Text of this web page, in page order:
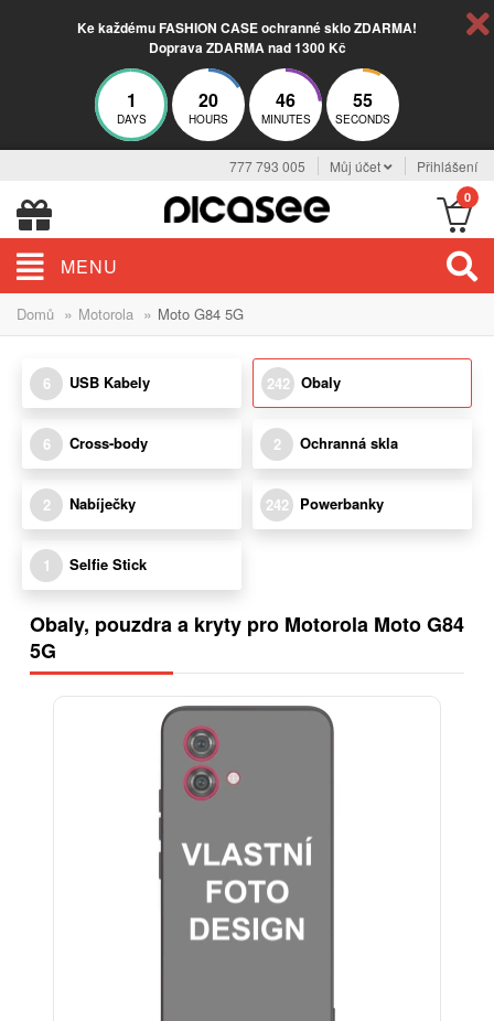
Ke každému FASHION CASE ochranné sklo ZDARMA!
Doprava ZDARMA nad 1300 Kč
1
DAYS
20
HOURS
46
MINUTES
53
SECONDS
777 793 005 Můj účet Přihlášení
0
MENU
Domů » Motorola » Moto G84 5G
6 USB Kabely 242 Obaly
6 Cross-body 2 Ochranná skla
2 Nabíječky 242 Powerbanky
1 Selfie Stick
Obaly, pouzdra a kryty pro Motorola Moto G84
5G